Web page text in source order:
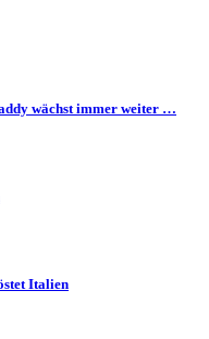
wächst immer weiter …
Italien